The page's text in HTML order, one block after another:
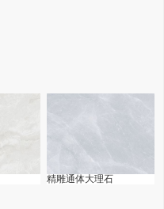
精雕通体大理石